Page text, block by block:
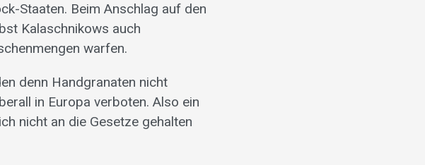
Staaten. Beim Anschlag auf den
Kalaschnikows auch
warfen.
denn Handgranaten nicht
in Europa verboten. Also ein
nicht an die Gesetze gehalten